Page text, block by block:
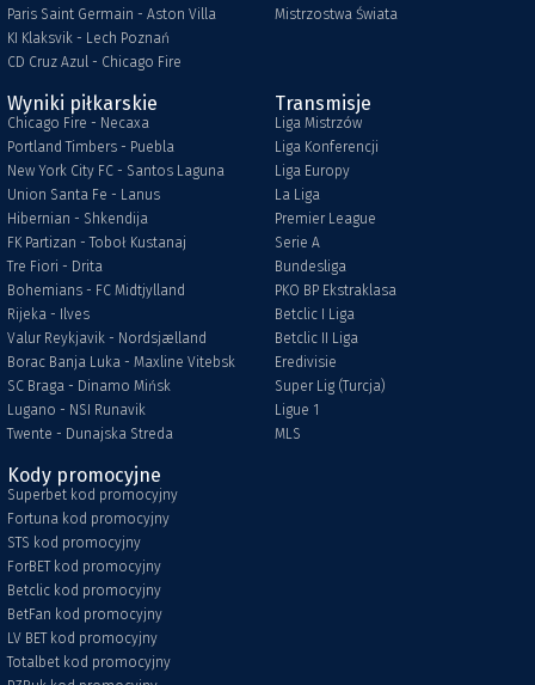
Paris Saint Germain - Aston Villa
KI Klaksvik - Lech Poznań
CD Cruz Azul - Chicago Fire
Mistrzostwa Świata
Wyniki piłkarskie
Chicago Fire - Necaxa
Portland Timbers - Puebla
New York City FC - Santos Laguna
Union Santa Fe - Lanus
Hibernian - Shkendija
FK Partizan - Toboł Kustanaj
Tre Fiori - Drita
Bohemians - FC Midtjylland
Rijeka - Ilves
Valur Reykjavik - Nordsjælland
Borac Banja Luka - Maxline Vitebsk
SC Braga - Dinamo Mińsk
Lugano - NSI Runavik
Twente - Dunajska Streda
Transmisje
Liga Mistrzów
Liga Konferencji
Liga Europy
La Liga
Premier League
Serie A
Bundesliga
PKO BP Ekstraklasa
Betclic I Liga
Betclic II Liga
Eredivisie
Super Lig (Turcja)
Ligue 1
MLS
Kody promocyjne
Superbet kod promocyjny
Fortuna kod promocyjny
STS kod promocyjny
ForBET kod promocyjny
Betclic kod promocyjny
BetFan kod promocyjny
LV BET kod promocyjny
Totalbet kod promocyjny